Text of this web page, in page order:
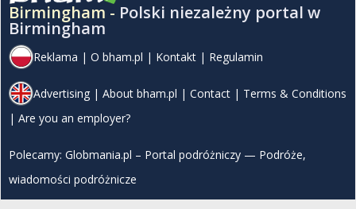
Birmingham - Polski niezależny portal w
Birmingham
Reklama | O bham.pl | Kontakt | Regulamin
Advertising | About bham.pl | Contact | Terms & Conditions
| Are you an employer?
Polecamy: Globmania.pl – Portal podróżniczy — Podróże,
wiadomości podróżnicze